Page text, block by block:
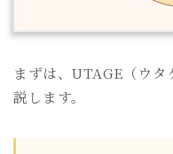
まずは、UTAGE（ウタ
説します。